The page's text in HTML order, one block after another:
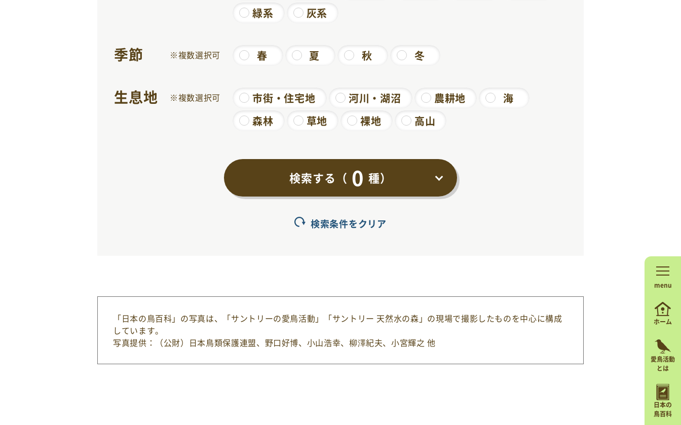
menu
ホーム
愛鳥活動
とは
日本の
鳥百科
緑系
灰系
季節 ※複数選択可 春 夏 秋 冬
生息地 ※複数選択可 市街・住宅地 河川・湖沼 農耕地
海
森林
草地 裸地 高山
検索する（ 0 種）
検索条件をクリア
「日本の鳥百科」の写真は、「サントリーの愛鳥活動」「サントリー 天然水の森」の現場で撮影したものを中心に構成
しています。
写真提供：（公財）日本鳥類保護連盟、野口好博、小山浩幸、柳澤紀夫、小宮輝之 他